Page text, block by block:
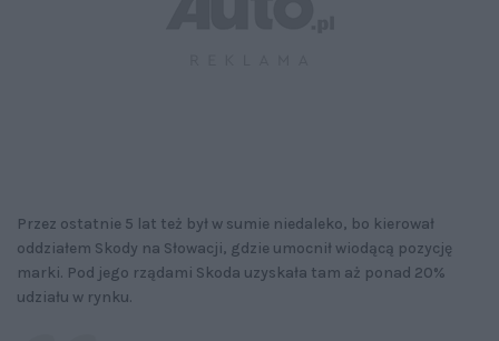
Przez ostatnie 5 lat też był w sumie niedaleko, bo kierował
oddziałem Skody na Słowacji, gdzie umocnił wiodącą pozycję
marki. Pod jego rządami Skoda uzyskała tam aż ponad 20%
udziału w rynku.